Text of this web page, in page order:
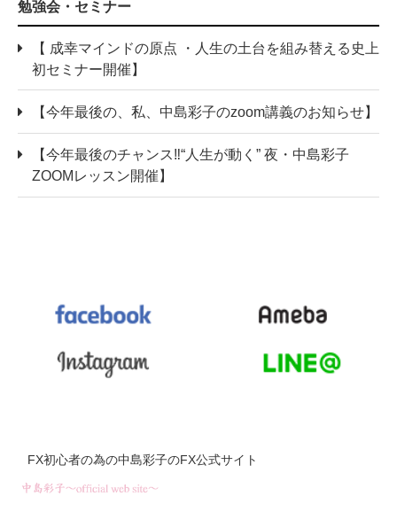
勉強会・セミナー
【 成幸マインドの原点 ・人生の土台を組み替える史上
初セミナー開催】
【今年最後の、私、中島彩子のzoom講義のお知らせ】
【今年最後のチャンス‼“人生が動く” 夜・中島彩子
ZOOMレッスン開催】
FX初心者の為の中島彩子のFX公式サイト